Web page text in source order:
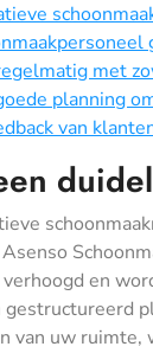
met
planning
van
en
van uw ruimte,